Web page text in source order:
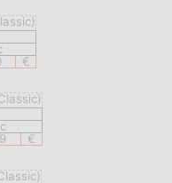
€
€